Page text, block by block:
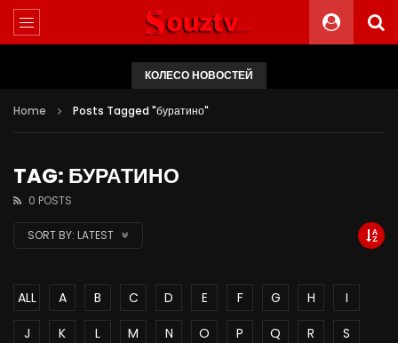
КОЛЕСО НОВОСТЕЙ
Home Posts Tagged "буратино"
TAG: БУРАТИНО
0 POSTS
SORT BY: LATEST
ALL A B C D E F G H
I
J
K L M N O P Q R
S